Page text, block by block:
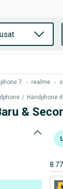
iphone 7 - realme -
/ Handphone
&